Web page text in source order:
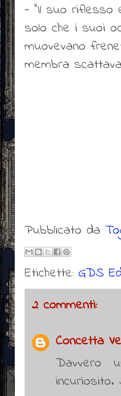
- "Il suo riflesso
solo che i suoi
muovevano
membra
Pubblicato da
Etichette: GDS
2 commenti:
Concetta
Davvero